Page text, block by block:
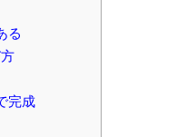
る
完成